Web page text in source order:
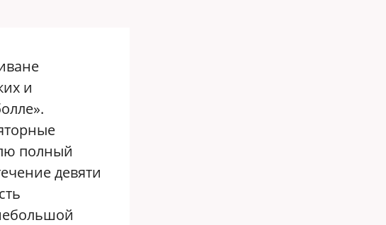
и
полный
девяти